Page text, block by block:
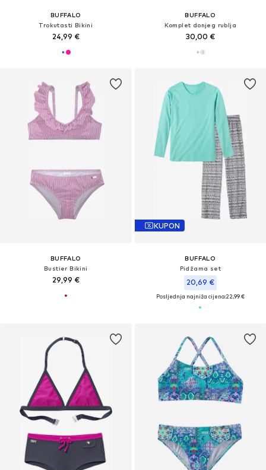
BUFFALO
Trokutasti Bikini
24,99 €
BUFFALO
Komplet donjeg rublja
30,00 €
BUFFALO
Bustier Bikini
29,99 €
KUPON
BUFFALO
Pidžama set
20,69 €
Posljednja najniža cijena:22,99 €